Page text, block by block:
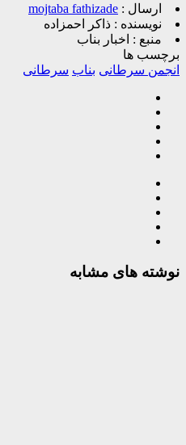
ارسال : mojtaba fathizade
نویسنده : ذاکر احمزاده
منبع : اخبار بناب
برچسب ها
انجمن سرطانی بناب سرطانی
نوشته های مشابه